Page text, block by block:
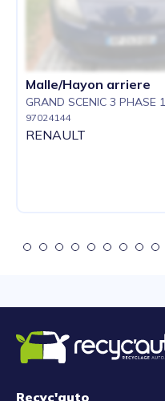
Malle/Hayon arriere
GRAND SCENIC 3 PHASE 1
97024144
RENAULT
Recyc'auto